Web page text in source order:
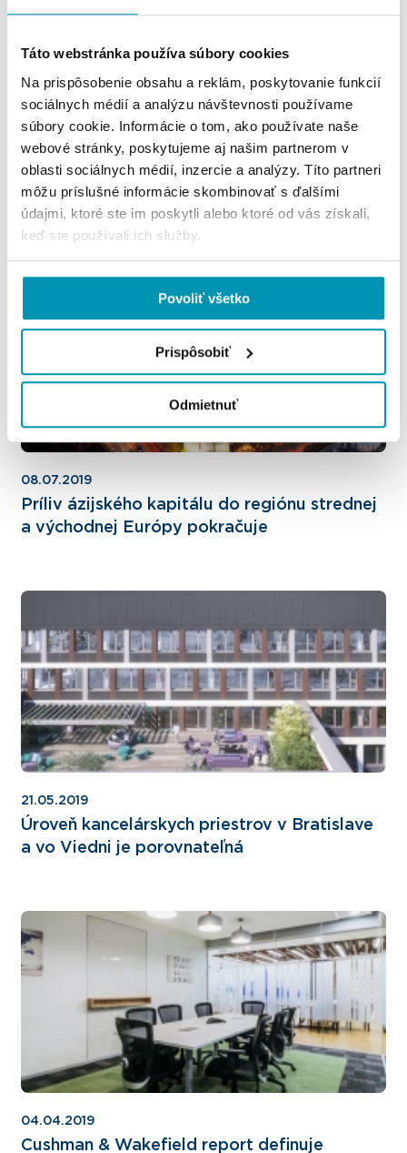
Táto webstránka používa súbory cookies
Na prispôsobenie obsahu a reklám, poskytovanie funkcií
sociálnych médií a analýzu návštevnosti používame
súbory cookie. Informácie o tom, ako používate naše
webové stránky, poskytujeme aj našim partnerom v
oblasti sociálnych médií, inzercie a analýzy. Títo partneri
môžu príslušné informácie skombinovať s ďalšími
údajmi, ktoré ste im poskytli alebo ktoré od vás získali,
keď ste používali ich služby.
Povoliť všetko
Prispôsobiť
Odmietnuť
CUSHMAN & WAKEFIELD NA SLOVENSKU
SA ROZRASTÁ
08.07.2019
Príliv ázijského kapitálu do regiónu strednej
a východnej Európy pokračuje
21.05.2019
Úroveň kancelárskych priestrov v Bratislave
a vo Viedni je porovnateľná
04.04.2019
Cushman & Wakefield report definuje